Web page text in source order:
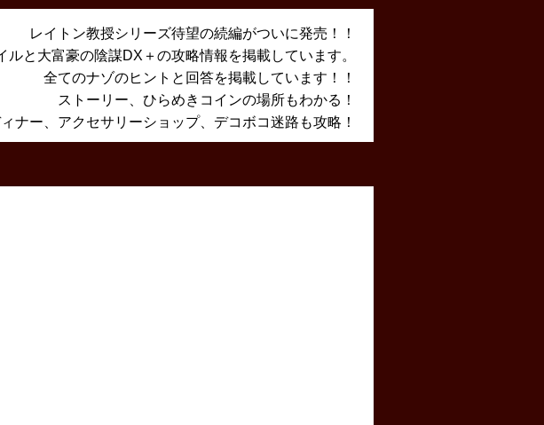
レイトン教授シリーズ待望の続編がついに発売！！
ルと大富豪の陰謀DX＋の攻略情報を掲載しています。
全てのナゾのヒントと回答を掲載しています！！
ストーリー、ひらめきコインの場所もわかる！
ナー、アクセサリーショップ、デコボコ迷路も攻略！